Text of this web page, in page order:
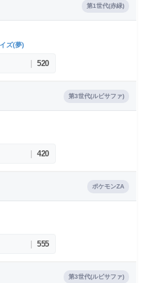
第1世代(赤緑)
ズ(夢)
520
第3世代(ルビサファ)
420
ポケモンZA
555
第3世代(ルビサファ)